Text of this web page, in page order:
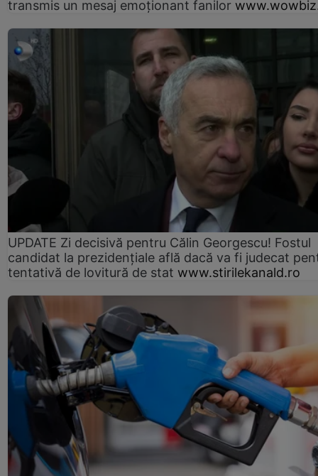
transmis un mesaj emoționant fanilor
UPDATE Zi decisivă pentru Călin Georgescu! Fostul
candidat la prezidențiale află dacă va fi judecat
tentativă de lovitură de stat www.stirilekanald.ro